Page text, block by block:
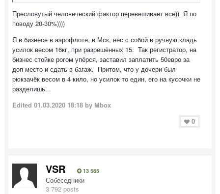
Пресловутый человеческий фактор перевешивает всё)) Я по
поводу 20-30%))))
Я в бизнесе в аэрофлоте, в Мск, нёс с собой в ручную кладь
усилок весом 16кг, при разрешённых 15. Так регистратор, на
бизнес стойке рогом упёрся, заставил заплатить 50евро за
доп место и сдать в багаж. Притом, что у дочери был
рюкзачёк весом в 4 кило, но усилок то един, его на кусочки не
разделишь...
Edited 01.03.2020 18:18 by Mbox
0
VSR 13 565
Собеседники
3 792 posts